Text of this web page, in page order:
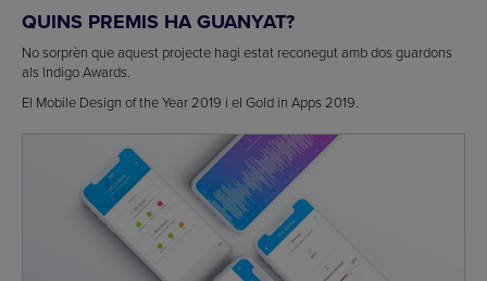
QUINS PREMIS HA GUANYAT?
No sorprèn que aquest projecte hagi estat reconegut amb dos guardons
als Indigo Awards.
El Mobile Design of the Year 2019 i el Gold in Apps 2019.